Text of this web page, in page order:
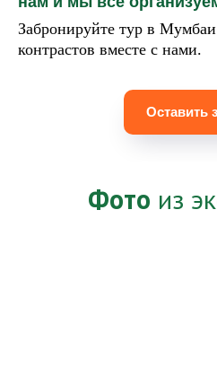
Забронируйте тур в Мумбаи
контрастов вместе с нами.
Оставить
Фото из